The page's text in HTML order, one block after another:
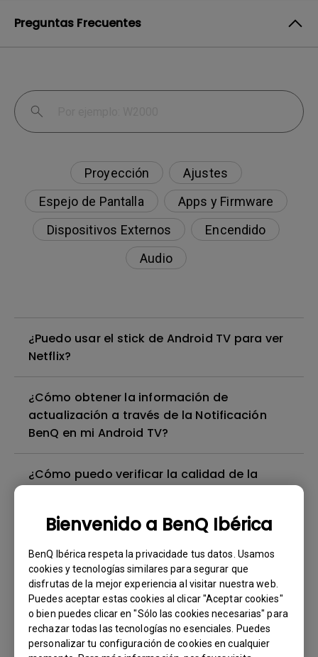
Bienvenido a BenQ Ibérica
BenQ Ibérica respeta la privacidade tus datos. Usamos
cookies y tecnologías similares para segurar que
disfrutas de la mejor experiencia al visitar nuestra web.
Puedes aceptar estas cookies al clicar "Aceptar cookies"
o bien puedes clicar en "Sólo las cookies necesarias" para
rechazar todas las tecnologías no esenciales. Puedes
personalizar tu configuración de cookies en cualquier
Preguntas Frecuentes
Proyección
Ajustes
Espejo de Pantalla
Apps y Firmware
Dispositivos Externos
Encendido
Audio
¿Puedo usar el stick de Android TV para ver
Netflix?
¿Cómo obtener la información de
actualización a través de la Notificación
BenQ en mi Android TV?
¿Cómo puedo verificar la calidad de la
¿Puedo usar el stick de Android TV como un
punto de acceso para la duplicación de
pantalla?
¿Cómo puedo emparejar el stick de TV
Android de BenQ con su control remoto?